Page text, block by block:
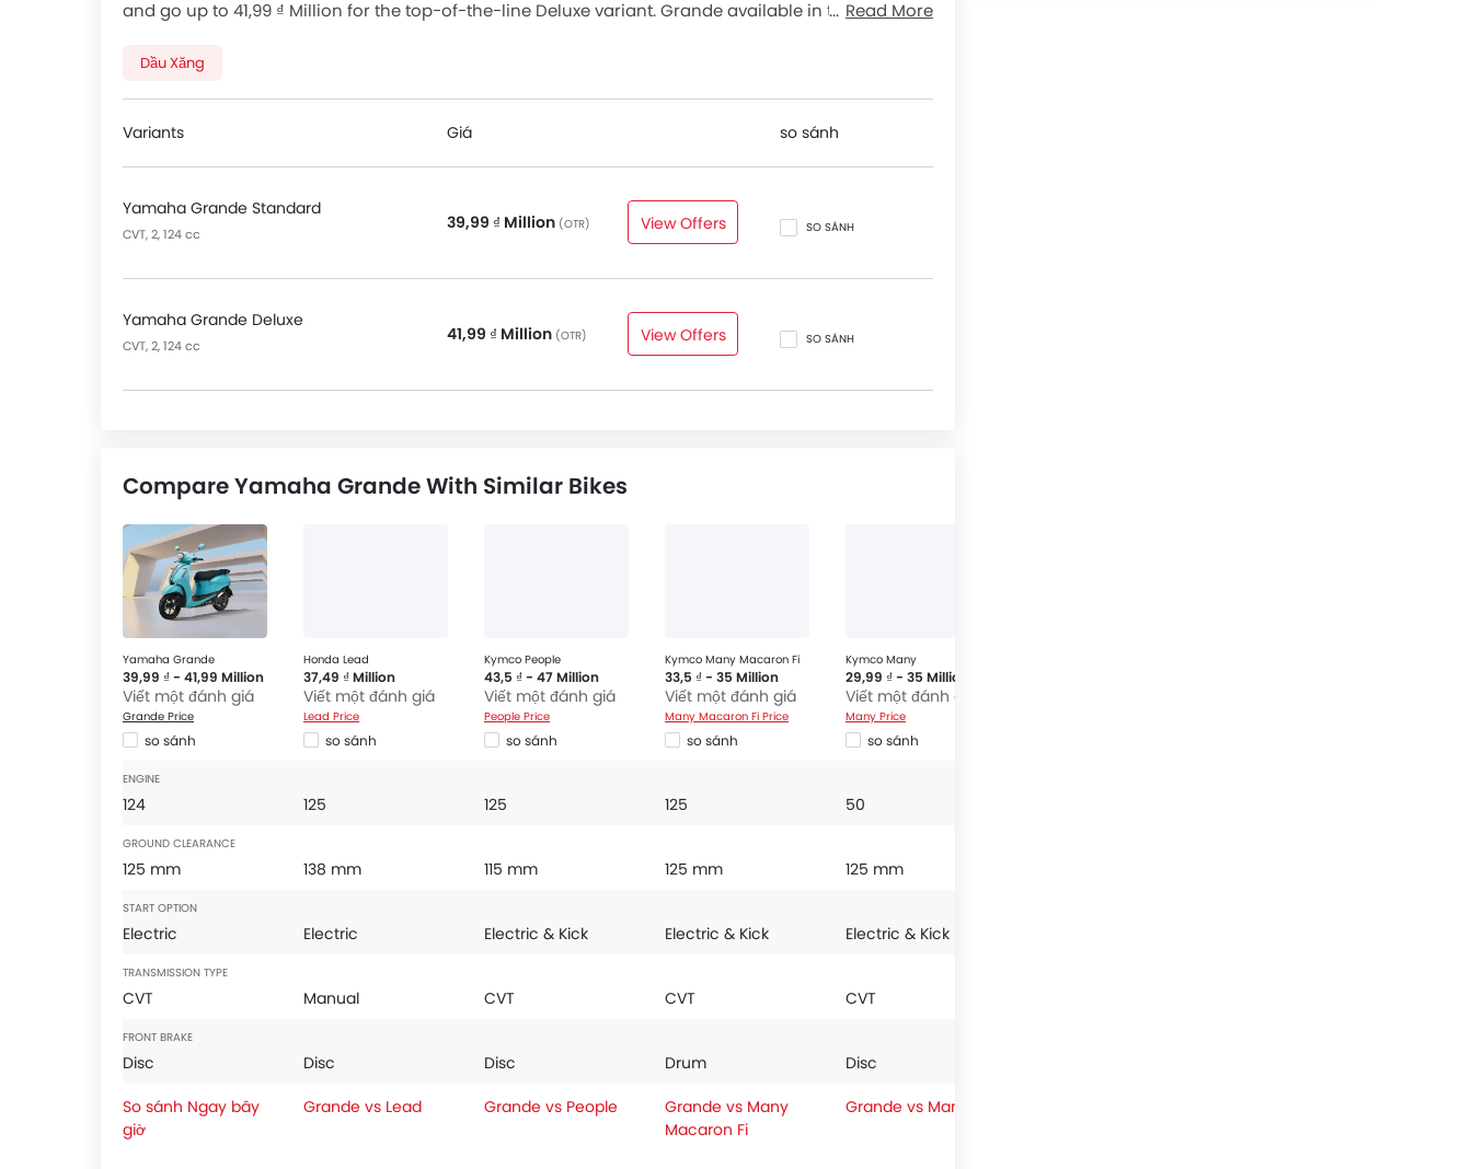
and go up to 41,99 ₫ Million for the top-of-the-line Deluxe variant. Grande available in total 2Read More
Dầu Xăng
Variants Giá so sánh
Yamaha Grande Standard
CVT, 2, 124 cc
39,99 ₫ Million (OTR) View Offers SO SÁNH
Yamaha Grande Deluxe
CVT, 2, 124 cc
41,99 ₫ Million (OTR) View Offers SO SÁNH
Compare Yamaha Grande With Similar Bikes
Yamaha Grande
39,99 ₫ - 41,99 Million
Viết một đánh giá
Grande Price
so sánh
Honda Lead
37,49 ₫ Million
Viết một đánh giá
Lead Price
so sánh
Kymco People
43,5 ₫ - 47 Million
Viết một đánh giá
People Price
so sánh
Kymco Many Macaron Fi
33,5 ₫ - 35 Million
Viết một đánh giá
Many Macaron Fi Price
so sánh
Kymco Many
29,99 ₫ - 35 Million
Viết một đánh giá
Many Price
so sánh
ENGINE
124 125 125 125 50
GROUND CLEARANCE
125 mm 138 mm 115 mm 125 mm 125 mm
START OPTION
Electric Electric Electric & Kick Electric & Kick Electric & Kick
TRANSMISSION TYPE
CVT Manual CVT CVT CVT
FRONT BRAKE
Disc Disc Disc Drum
Disc
So sánh Ngay bây
giờ
Grande vs Lead Grande vs People
Grande vs Many
Macaron Fi
Grande vs Many